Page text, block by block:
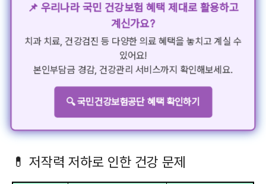
📌 우리나라 국민 건강보험 혜택 제대로 활용하고
계신가요?
치과 치료, 건강검진 등 다양한 의료 혜택을 놓치고 계실 수
있어요!
본인부담금 경감, 건강관리 서비스까지 확인해보세요.
🔍 국민건강보험공단 혜택 확인하기
💊 저작력 저하로 인한 건강 문제